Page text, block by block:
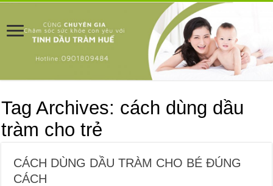
Tag Archives: cách dùng dầu
tràm cho trẻ
CÁCH DÙNG DẦU TRÀM CHO BÉ ĐÚNG
CÁCH